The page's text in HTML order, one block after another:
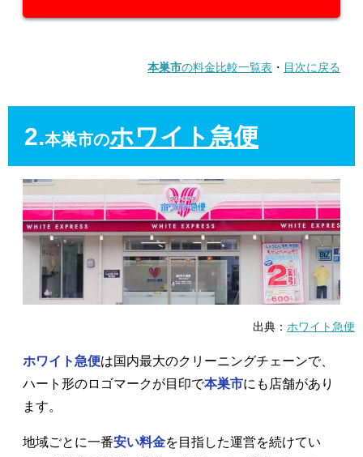
本巣市の料金比較一覧表 ・ 目次に戻る
2.本巣市のホワイト急便
出典： ホワイト急便
ホワイト急便は国内最大のクリーニングチェーンで、
ハート形のロゴマークが目印で本巣市にも店舗があり
ます。
地域ごとに一番安い料金を目指した運営を続けてい